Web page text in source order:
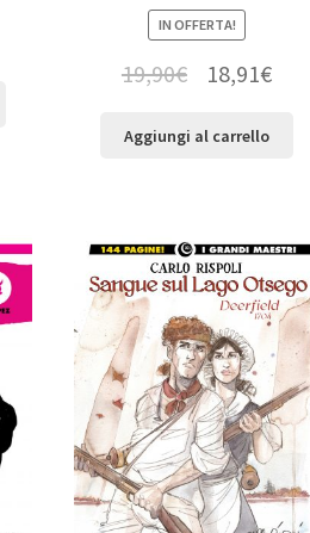
IN OFFERTA!
19,90€ 18,91€
Aggiungi al carrello